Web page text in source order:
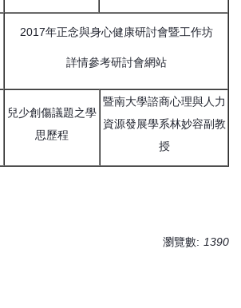
2017年正念與身心健康研討會暨工作坊
詳情參考研討會網站
兒少創傷議題之學
思歷程
暨南大學諮商心理與人力
資源發展學系林妙容副教
授
瀏覽數: 1390